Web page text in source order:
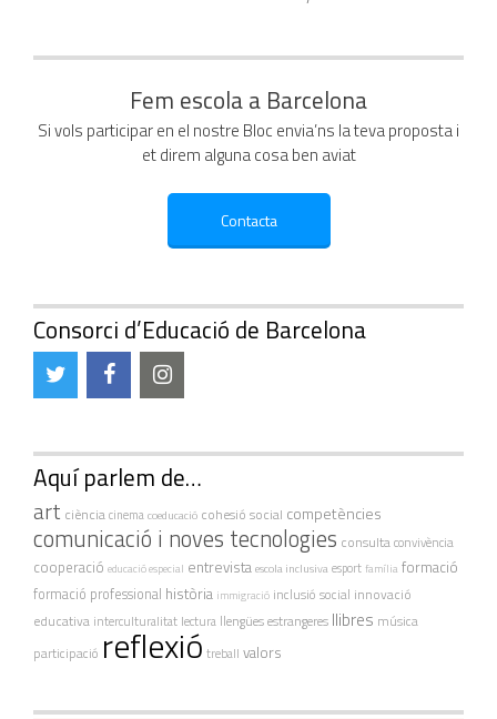
Fem escola a Barcelona
Si vols participar en el nostre Bloc envia’ns la teva proposta i
et direm alguna cosa ben aviat
Consorci d’Educació de Barcelona
Aquí parlem de…
art ciènciacinemacoeducació cohesió social competències
comunicació i noves tecnologies consultaconvivència
cooperació educació especial entrevistaescola inclusivaesport família formació
formació professional història immigració inclusió social innovació
educativa interculturalitat lectura llengües estrangeres llibres música
participació reflexió treball valors